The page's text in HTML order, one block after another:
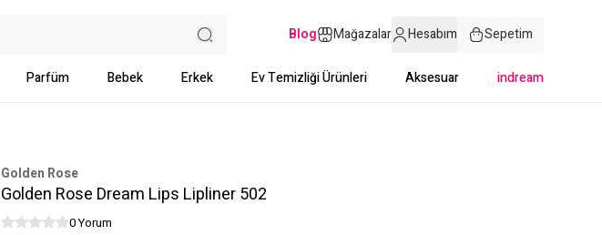
Blog Mağazalar Hesabım Sepetim
Parfüm Bebek Erkek Ev Temizliği Ürünleri Aksesuar indream
Golden Rose
Golden Rose Dream Lips Lipliner 502
0 Yorum